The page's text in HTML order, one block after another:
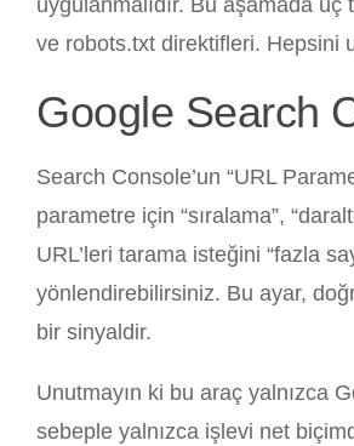
uygulanmalıdır. Bu aşamada
ve robots.txt direktifleri. Hepsini
Google Search
Search Console’un “URL
parametre için “sıralama”,
URL’leri tarama isteğini “fazla
yönlendirebilirsiniz. Bu ayar,
bir sinyaldir.
Unutmayın ki bu araç yalnızca
sebeple yalnızca işlevi net